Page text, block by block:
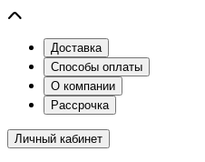
Доставка
Способы оплаты
О компании
Рассрочка
Личный кабинет